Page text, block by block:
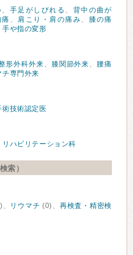
、 手足がしびれる 、 背中の曲が
痛 、 肩こり・肩の痛み、
膝の痛
手や指の変形
形外科外来、 膝関節外来、
腰痛
チ専門外来
術技術認定医
リハビリテーション科
索）
リウマチ (0)、 再検査・精密検